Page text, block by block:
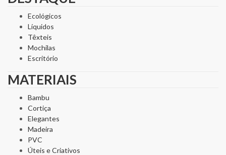
Ecológicos
Líquidos
Têxteis
Mochilas
Escritório
MATERIAIS
Bambu
Cortiça
Elegantes
Madeira
PVC
Úteis e Criativos